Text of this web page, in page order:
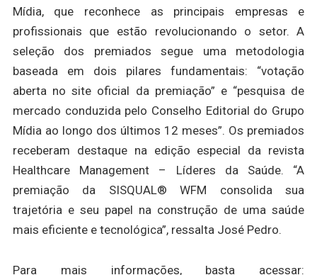
Mídia, que reconhece as principais empresas e
profissionais que estão revolucionando o setor. A
seleção dos premiados segue uma metodologia
baseada em dois pilares fundamentais: “votação
aberta no site oficial da premiação” e “pesquisa de
mercado conduzida pelo Conselho Editorial do Grupo
Mídia ao longo dos últimos 12 meses”. Os premiados
receberam destaque na edição especial da revista
Healthcare Management – Líderes da Saúde. “A
premiação da SISQUAL® WFM consolida sua
trajetória e seu papel na construção de uma saúde
mais eficiente e tecnológica”, ressalta José Pedro.
Para mais informações, basta acessar: